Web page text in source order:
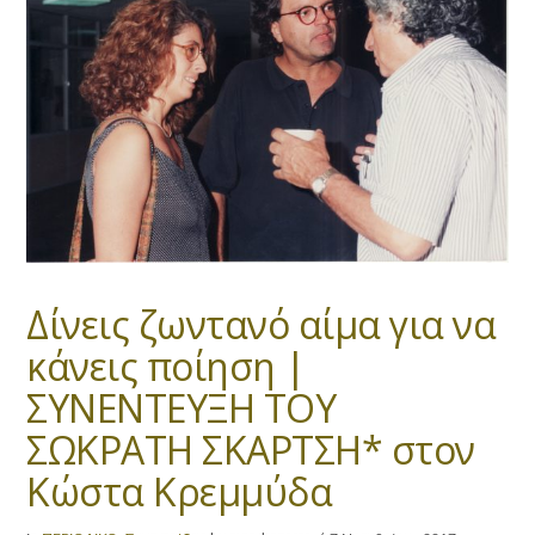
Δίνεις ζωντανό αίμα για να
κάνεις ποίηση |
ΣΥΝΕΝΤΕΥΞΗ ΤΟΥ
ΣΩΚΡΑΤΗ ΣΚΑΡΤΣΗ* στον
Κώστα Κρεμμύδα